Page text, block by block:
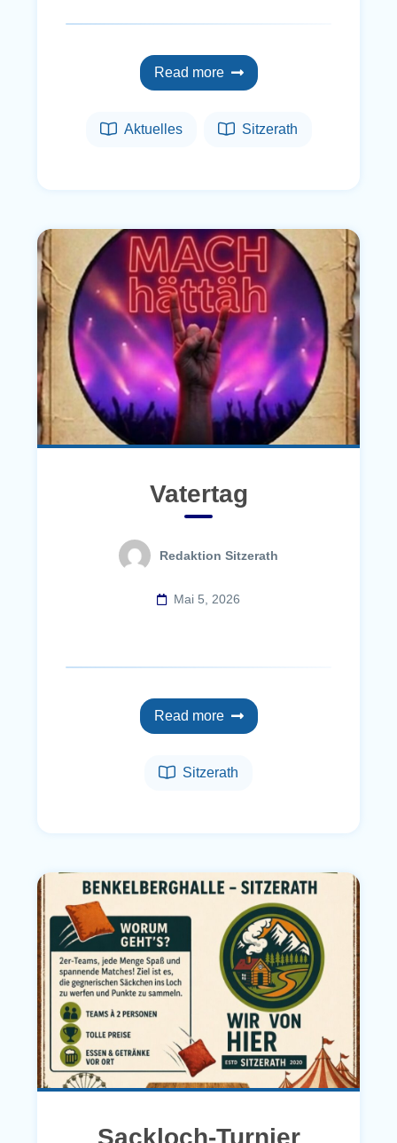
Read more
Aktuelles Sitzerath
Vatertag
Redaktion Sitzerath
Mai 5, 2026
Read more
Sitzerath
Sackloch-Turnier